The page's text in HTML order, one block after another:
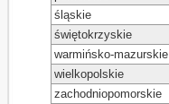
śląskie
świętokrzyskie
warmińsko-mazurskie
wielkopolskie
zachodniopomorskie